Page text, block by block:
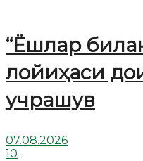
“Ёшлар
лойиҳаси
учрашув
07.08.2026
10